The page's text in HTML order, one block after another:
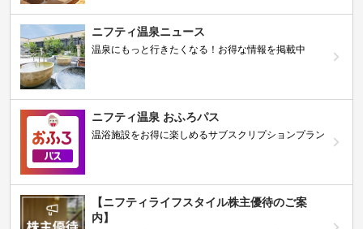
ニフティ温泉ニュース
温泉にもっと行きたくなる！お得な情報を掲載中
ニフティ温泉 おふろパス
温浴施設をお得に楽しめるサブスクリプションプラン
【ニフティライフスタイル株主優待のご案
内】